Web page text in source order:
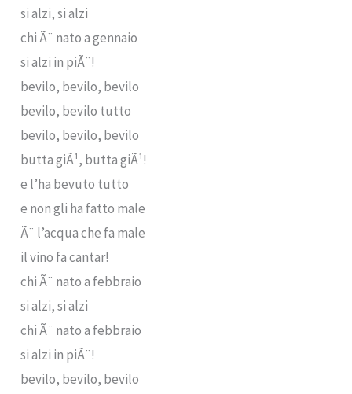
si alzi, si alzi
chi Ã¨ nato a gennaio
si alzi in piÃ¨!
bevilo, bevilo, bevilo
bevilo, bevilo tutto
bevilo, bevilo, bevilo
butta giÃ¹, butta giÃ¹!
e l’ha bevuto tutto
e non gli ha fatto male
Ã¨ l’acqua che fa male
il vino fa cantar!
chi Ã¨ nato a febbraio
si alzi, si alzi
chi Ã¨ nato a febbraio
si alzi in piÃ¨!
bevilo, bevilo, bevilo